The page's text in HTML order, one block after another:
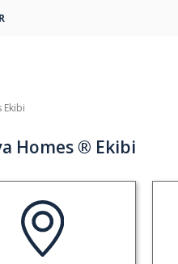
Ekibi
Homes ® Ekibi